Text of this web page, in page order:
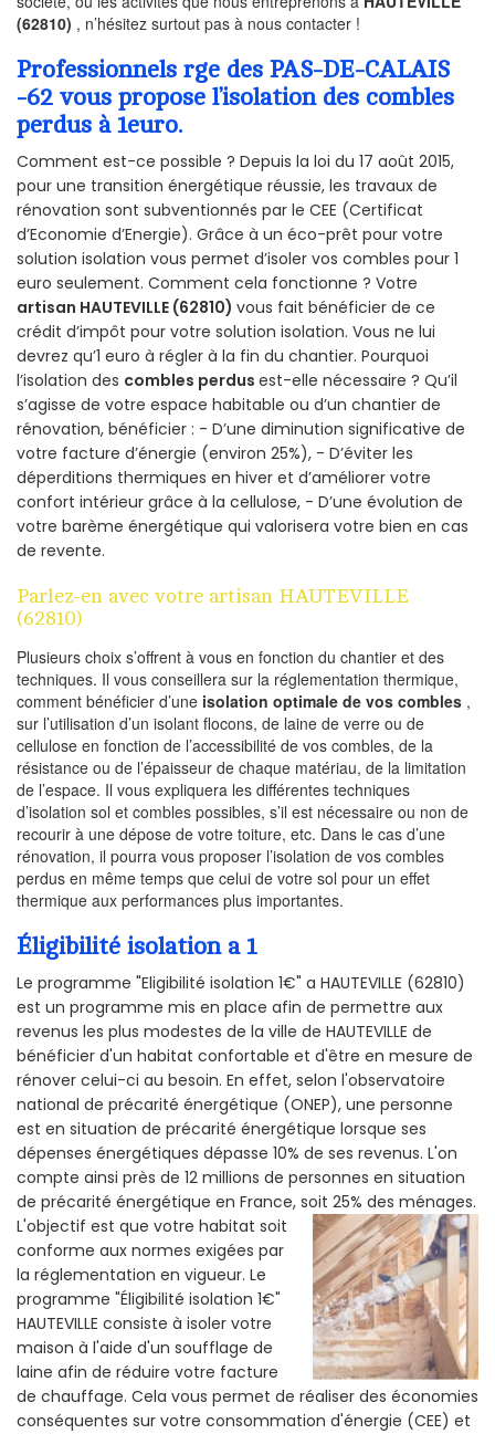
(62810) , n’hésitez surtout pas à nous contacter !
Professionnels rge des PAS-DE-CALAIS
-62 vous propose l’isolation des combles
perdus à 1euro.
Comment est-ce possible ? Depuis la loi du 17 août 2015,
pour une transition énergétique réussie, les travaux de
rénovation sont subventionnés par le CEE (Certificat
d’Economie d’Energie). Grâce à un éco-prêt pour votre
solution isolation vous permet d’isoler vos combles pour 1
euro seulement. Comment cela fonctionne ? Votre
artisan HAUTEVILLE (62810) vous fait bénéficier de ce
crédit d’impôt pour votre solution isolation. Vous ne lui
devrez qu’1 euro à régler à la fin du chantier. Pourquoi
l’isolation des combles perdus est-elle nécessaire ? Qu’il
s’agisse de votre espace habitable ou d’un chantier de
rénovation, bénéficier : - D’une diminution significative de
votre facture d’énergie (environ 25%), - D’éviter les
déperditions thermiques en hiver et d’améliorer votre
confort intérieur grâce à la cellulose, - D’une évolution de
votre barème énergétique qui valorisera votre bien en cas
de revente.
Parlez-en avec votre artisan HAUTEVILLE
(62810)
Plusieurs choix s’offrent à vous en fonction du chantier et des
techniques. Il vous conseillera sur la réglementation thermique,
comment bénéficier d’une isolation optimale de vos combles ,
sur l’utilisation d’un isolant flocons, de laine de verre ou de
cellulose en fonction de l’accessibilité de vos combles, de la
résistance ou de l’épaisseur de chaque matériau, de la limitation
de l’espace. Il vous expliquera les différentes techniques
d’isolation sol et combles possibles, s’il est nécessaire ou non de
recourir à une dépose de votre toiture, etc. Dans le cas d’une
rénovation, il pourra vous proposer l’isolation de vos combles
perdus en même temps que celui de votre sol pour un effet
thermique aux performances plus importantes.
Éligibilité isolation a 1
Le programme "Eligibilité isolation 1€" a HAUTEVILLE (62810)
est un programme mis en place afin de permettre aux
revenus les plus modestes de la ville de HAUTEVILLE de
bénéficier d'un habitat confortable et d'être en mesure de
rénover celui-ci au besoin. En effet, selon l'observatoire
national de précarité énergétique (ONEP), une personne
est en situation de précarité énergétique lorsque ses
dépenses énergétiques dépasse 10% de ses revenus. L'on
compte ainsi près de 12 millions de personnes en situation
de précarité énergétique en France, soit 25% des ménages.
L'objectif est que votre habitat soit
conforme aux normes exigées par
la réglementation en vigueur. Le
programme "Éligibilité isolation 1€"
HAUTEVILLE consiste à isoler votre
maison à l'aide d'un soufflage de
laine afin de réduire votre facture
de chauffage. Cela vous permet de réaliser des économies
conséquentes sur votre consommation d'énergie (CEE) et